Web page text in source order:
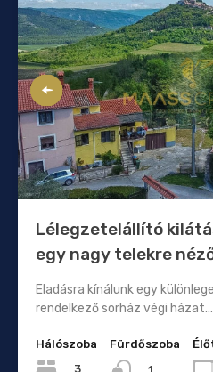
Lélegzetelállító
egy nagy telekre
Eladásra kínálunk egy
rendelkező sorház végi
Hálószoba
3
Fürdőszoba